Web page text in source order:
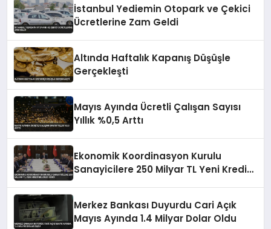
İstanbul Yediemin Otopark ve Çekici
Ücretlerine Zam Geldi
Altında Haftalık Kapanış Düşüşle
Gerçekleşti
Mayıs Ayında Ücretli Çalışan Sayısı
Yıllık %0,5 Arttı
Ekonomik Koordinasyon Kurulu
Sanayicilere 250 Milyar TL Yeni Kredi
Merkez Bankası Duyurdu Cari Açık
Mayıs Ayında 1.4 Milyar Dolar Oldu